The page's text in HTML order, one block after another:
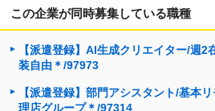
この企業が同時募集している職種
【派遣登録】AI生成クリエイター/週
装自由＊/97973
【派遣登録】部門アシスタント/基本
理店グループ＊/97314